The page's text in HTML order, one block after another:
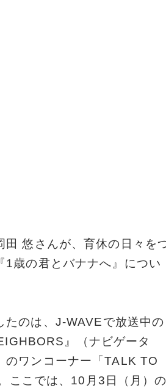
田 悠さんが、育休の日々を
1歳の君とバナナへ』につい
たのは、J-WAVEで放送中の
』（ナビゲータ
のワンコーナー「TALK TO
ここでは、10月3日（月）